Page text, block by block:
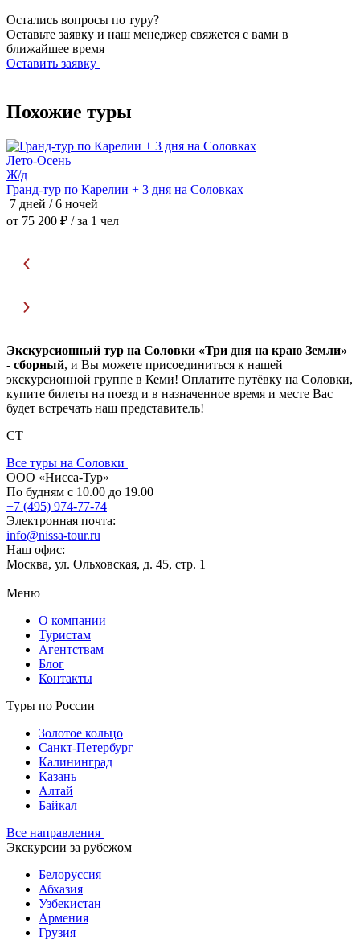
Остались вопросы по туру?
Оставьте заявку и наш менеджер свяжется с вами в
ближайшее время
Оставить заявку
Похожие туры
Лето-Осень
Ж/д
Гранд-тур по Карелии + 3 дня на Соловках
7 дней / 6 ночей
от 75 200 ₽ / за 1 чел
Экскурсионный тур на Соловки «Три дня на краю Земли»
- сборный, и Вы можете присоединиться к нашей
экскурсионной группе в Кеми! Оплатите путёвку на Соловки,
купите билеты на поезд и в назначенное время и месте Вас
будет встречать наш представитель!
СТ
Все туры на Соловки
ООО «Нисса-Тур»
По будням с 10.00 до 19.00
+7 (495) 974-77-74
Электронная почта:
info@nissa-tour.ru
Наш офис:
Москва, ул. Ольховская, д. 45, стр. 1
Меню
О компании
Туристам
Агентствам
Блог
Контакты
Туры по России
Золотое кольцо
Санкт-Петербург
Калининград
Казань
Алтай
Байкал
Все направления
Экскурсии за рубежом
Белоруссия
Абхазия
Узбекистан
Армения
Грузия